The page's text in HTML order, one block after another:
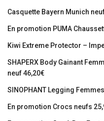
Casquette Bayern Munich
En promotion PUMA
Kiwi Extreme Protector –
SHAPERX Body Gainant
neuf 46,20€
SINOPHANT Legging
En promotion Crocs neufs